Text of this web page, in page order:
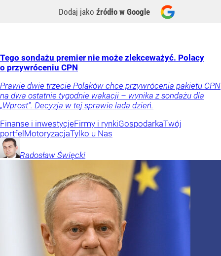
Dodaj jako źródło w Google
Tego sondażu premier nie może zlekceważyć. Polacy
o przywróceniu CPN
Prawie dwie trzecie Polaków chce przywrócenia pakietu CPN
na dwa ostatnie tygodnie wakacji – wynika z sondażu dla
„Wprost”. Decyzja w tej sprawie lada dzień.
Finanse i inwestycjeFirmy i rynkiGospodarkaTwój
portfel MotoryzacjaTylko u Nas
Radosław Święcki